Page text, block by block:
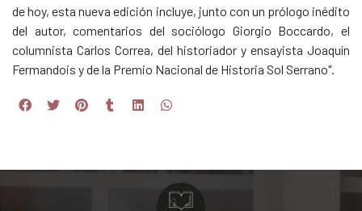
de hoy, esta nueva edición incluye, junto con un prólogo inédito
del autor, comentarios del sociólogo Giorgio Boccardo, el
columnista Carlos Correa, del historiador y ensayista Joaquín
Fermandois y de la Premio Nacional de Historia Sol Serrano".